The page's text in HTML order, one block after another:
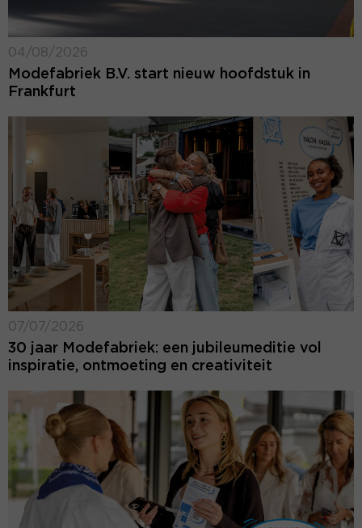
04/08/2026
Modefabriek B.V. start nieuw hoofdstuk in
Frankfurt
07/07/2026
30 jaar Modefabriek: een jubileumeditie vol
inspiratie, ontmoeting en creativiteit